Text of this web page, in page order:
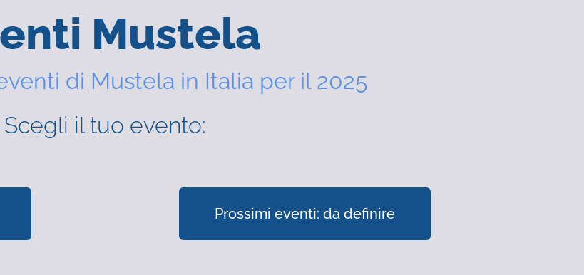
Mustela
di Mustela in Italia per il 2025
Scegli il tuo evento:
Prossimi eventi: da definire